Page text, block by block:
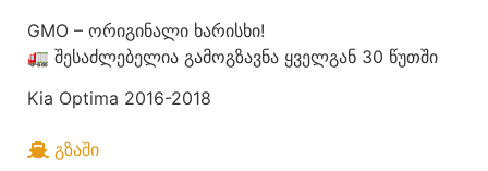
GMO – ორიგინალი ხარისხი!
🚛 შესაძლებელია გამოგზავნა ყველგან 30 წუთში
Kia Optima 2016-2018
ᲒᲖᲐᲨᲘ